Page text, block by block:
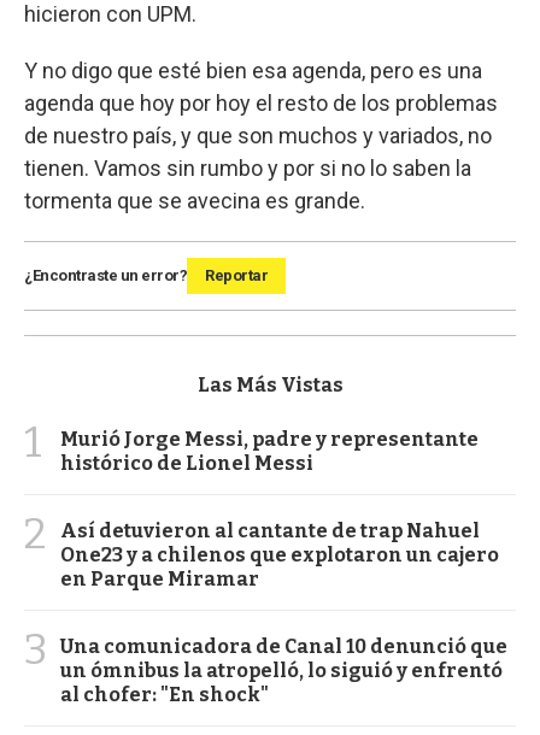
hicieron con UPM.
Y no digo que esté bien esa agenda, pero es una
agenda que hoy por hoy el resto de los problemas
de nuestro país, y que son muchos y variados, no
tienen. Vamos sin rumbo y por si no lo saben la
tormenta que se avecina es grande.
¿Encontraste un error? Reportar
Las Más Vistas
1
Murió Jorge Messi, padre y representante
histórico de Lionel Messi
2
Así detuvieron al cantante de trap Nahuel
One23 y a chilenos que explotaron un cajero
en Parque Miramar
3
Una comunicadora de Canal 10 denunció que
un ómnibus la atropelló, lo siguió y enfrentó
al chofer: "En shock"